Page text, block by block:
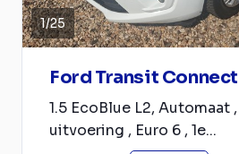
1/25
Ford Transit Connect
1.5 EcoBlue L2, Automaat
uitvoering , Euro 6 , 1e...